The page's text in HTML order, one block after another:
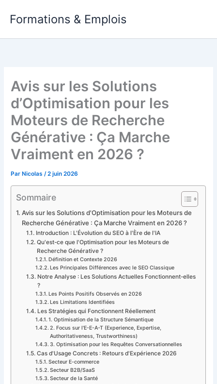
Formations & Emplois
Avis sur les Solutions
d’Optimisation pour les
Moteurs de Recherche
Générative : Ça Marche
Vraiment en 2026 ?
Par Nicolas/2 juin 2026
Sommaire
Avis sur les Solutions d'Optimisation pour les Moteurs de
Recherche Générative : Ça Marche Vraiment en 2026 ?
Introduction : L'Évolution du SEO à l'Ère de l'IA
Qu'est-ce que l'Optimisation pour les Moteurs de
Recherche Générative ?
Définition et Contexte 2026
Les Principales Différences avec le SEO Classique
Notre Analyse : Les Solutions Actuelles Fonctionnent-elles
?
Les Points Positifs Observés en 2026
Les Limitations Identifiées
Les Stratégies qui Fonctionnent Réellement
1. Optimisation de la Structure Sémantique
2. Focus sur l'E-E-A-T (Experience, Expertise,
Authoritativeness, Trustworthiness)
3. Optimisation pour les Requêtes Conversationnelles
Cas d'Usage Concrets : Retours d'Expérience 2026
Secteur E-commerce
Secteur B2B/SaaS
Secteur de la Santé